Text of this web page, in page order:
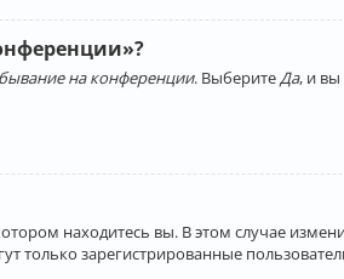
на конференции. Выберите Да, и вы
находитесь вы. В этом случае
только зарегистрированные